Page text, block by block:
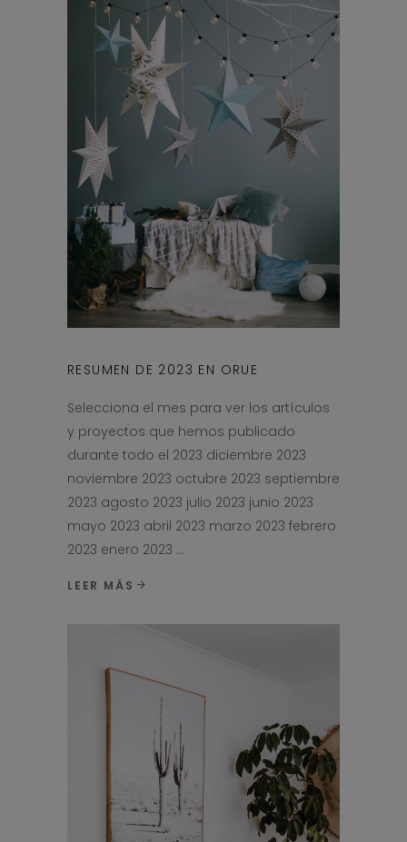
RESUMEN DE 2023 EN ORUE
Selecciona el mes para ver los artículos
y proyectos que hemos publicado
durante todo el 2023 diciembre 2023
noviembre 2023 octubre 2023 septiembre
2023 agosto 2023 julio 2023 junio 2023
mayo 2023 abril 2023 marzo 2023 febrero
2023 enero 2023
LEER MÁS